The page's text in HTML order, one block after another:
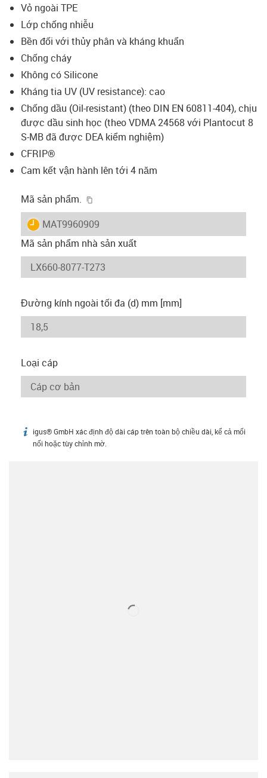
Vỏ ngoài TPE
Lớp chống nhiễu
Bền đối với thủy phân và kháng khuẩn
Chống cháy
Không có Silicone
Kháng tia UV (UV resistance): cao
Chống dầu (Oil-resistant) (theo DIN EN 60811-404), chịu
được dầu sinh học (theo VDMA 24568 với Plantocut 8
S-MB đã được DEA kiểm nghiệm)
CFRIP®
Cam kết vận hành lên tới 4 năm
Mã sản phẩm.
igus-icon-lieferzeit
MAT9960909
Mã sản phẩm nhà sản xuất
Đường kính ngoài tối đa (d) mm [mm]
Loại cáp
igus-icon-info
igus® GmbH xác định độ dài cáp trên toàn bộ chiều dài, kể cả mối
nối hoặc tùy chỉnh mờ.